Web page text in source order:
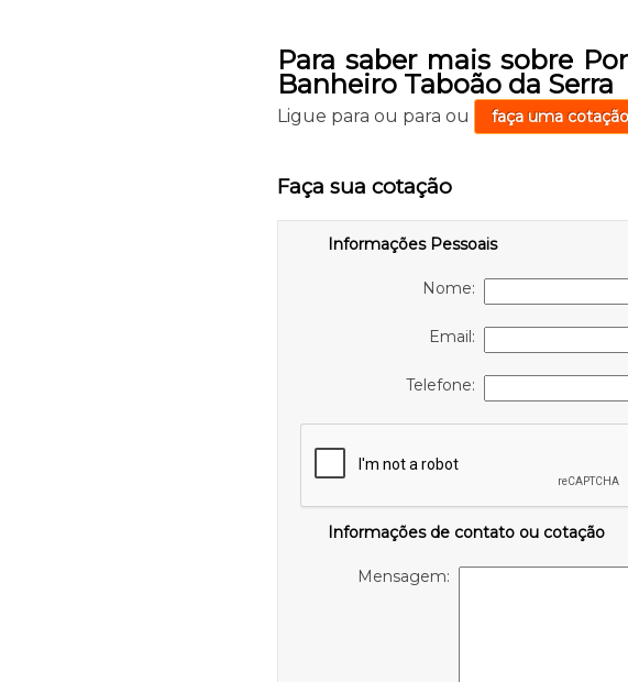
Para saber mais sobre
Banheiro Taboão da Serra
Ligue para ou para ou faça uma cotação
Faça sua cotação
Informações Pessoais
Nome:
Email:
Telefone:
Informações de contato ou cotação
Mensagem: